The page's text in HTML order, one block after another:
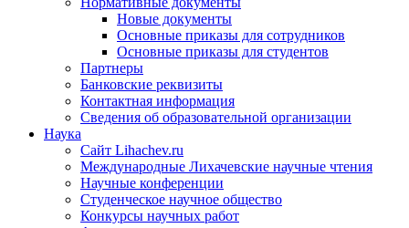
Новые документы
Основные приказы для сотрудников
Основные приказы для студентов
Партнеры
Банковские реквизиты
Контактная информация
Сведения об образовательной организации
Наука
Сайт Lihachev.ru
Международные Лихачевские научные чтения
Научные конференции
Студенческое научное общество
Конкурсы научных работ